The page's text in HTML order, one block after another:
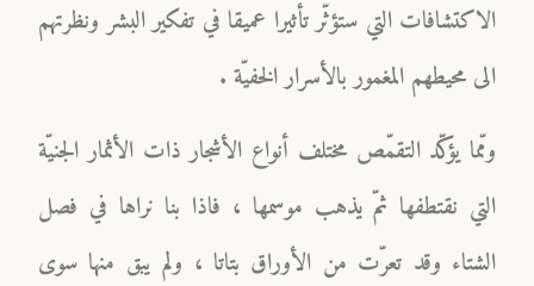
الاكتشافات التي ستؤثّر تأثيرا عميقا في تفكير البشر ونظرتهم
الى محيطهم المغمور بالأسرار الخفيّة .
ومّما يؤكّد التقمّص مختلف أنواع الأشجار ذات الأثمار الجنيّة
التي نقتطفها ثمّ يذهب موسمها ، فاذا بنا نراها في فصل
الشتاء وقد تعرّت من الأوراق بتاتا ، ولم يبق منها سوى